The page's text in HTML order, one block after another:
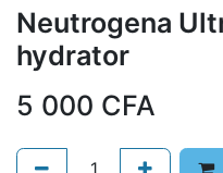
Neutrogena
hydrator
5 000 CFA